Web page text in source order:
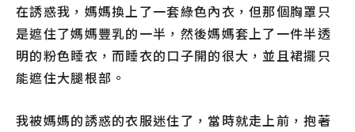
在誘惑我，媽媽換上了一套綠色內衣，但那個胸罩只
是遮住了媽媽豐乳的一半，然後媽媽套上了一件半透
明的粉色睡衣，而睡衣的口子開的很大，並且裙擺只
能遮住大腿根部。
我被媽媽的誘惑的衣服迷住了，當時就走上前，抱著